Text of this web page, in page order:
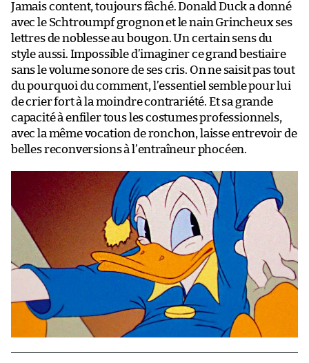
Jamais content, toujours fâché. Donald Duck a donné
avec le Schtroumpf grognon et le nain Grincheux ses
lettres de noblesse au bougon. Un certain sens du
style aussi. Impossible d’imaginer ce grand bestiaire
sans le volume sonore de ses cris. On ne saisit pas tout
du pourquoi du comment, l’essentiel semble pour lui
de crier fort à la moindre contrariété. Et sa grande
capacité à enfiler tous les costumes professionnels,
avec la même vocation de ronchon, laisse entrevoir de
belles reconversions à l’entraîneur phocéen.